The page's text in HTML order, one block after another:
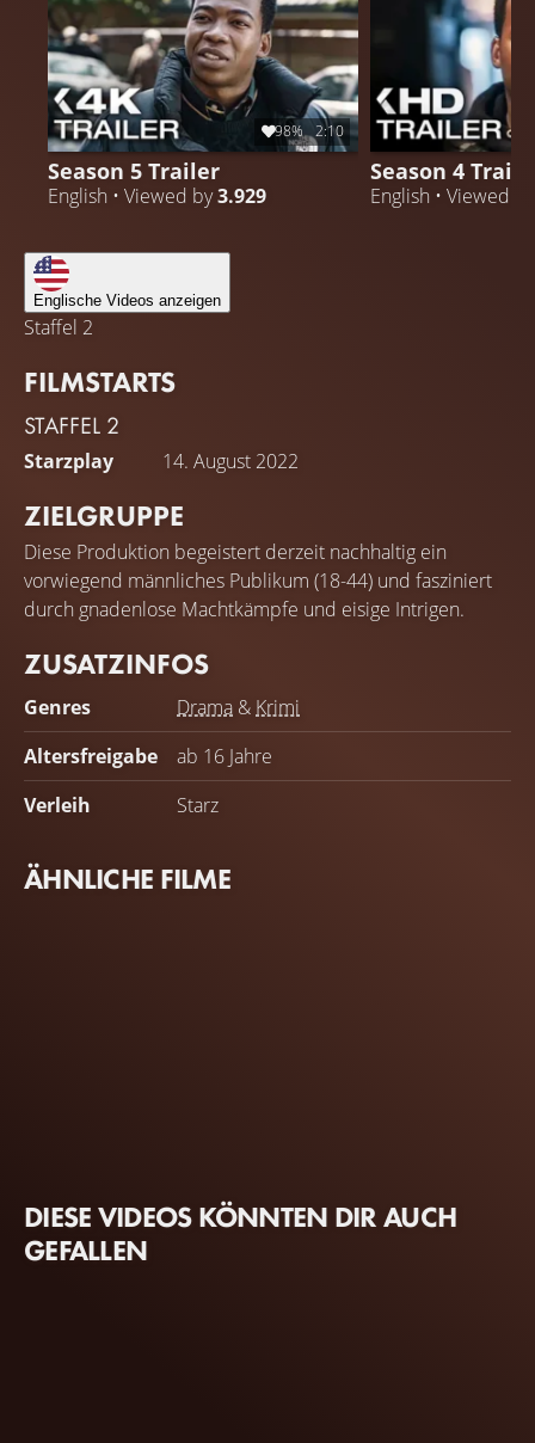
98% 2:10
Season 5 Trailer
English • Viewed by3.929
Season 4
English • Viewed
Englische Videos anzeigen
Staffel 2
FILMSTARTS
STAFFEL 2
Starzplay 14. August 2022
ZIELGRUPPE
Diese Produktion begeistert derzeit nachhaltig ein
vorwiegend männliches Publikum (18-44) und fasziniert
durch gnadenlose Machtkämpfe und eisige Intrigen.
ZUSATZINFOS
Genres Drama & Krimi
Altersfreigabe
ab 16 Jahre
Verleih
Starz
ÄHNLICHE FILME
DIESE VIDEOS KÖNNTEN DIR AUCH
GEFALLEN